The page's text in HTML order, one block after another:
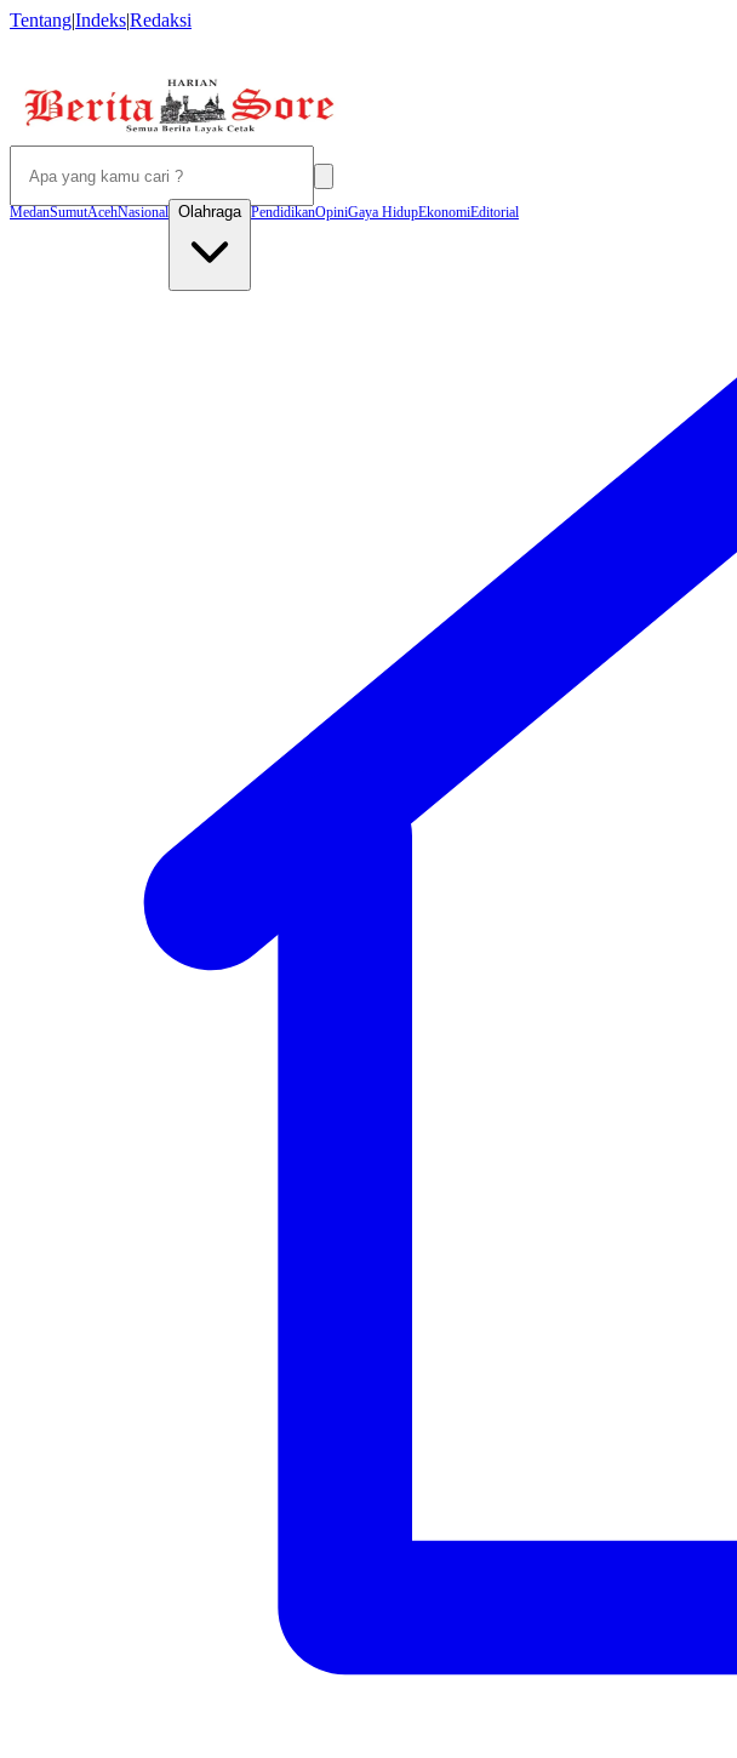
Tentang|Indeks|Redaksi
MedanSumutAcehNasional Olahraga PendidikanOpiniGaya HidupEkonomiEditorial